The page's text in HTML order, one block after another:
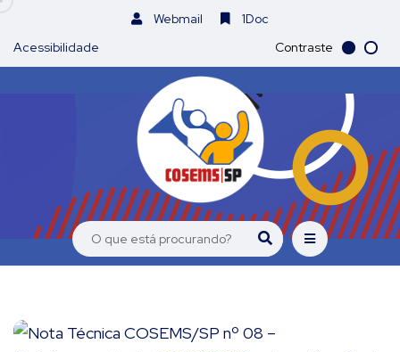
Webmail
1Doc
Acessibilidade
Contraste